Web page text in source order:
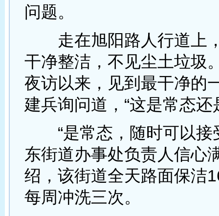
问题。
走在旭阳路人行道上
干净整洁，不见尘土垃圾
夜访以来，见到最干净的
建兵询问道，“这是常态还
“是常态，随时可以接
东街道办事处负责人信心
绍，该街道全天路面保洁
每周冲洗三次。